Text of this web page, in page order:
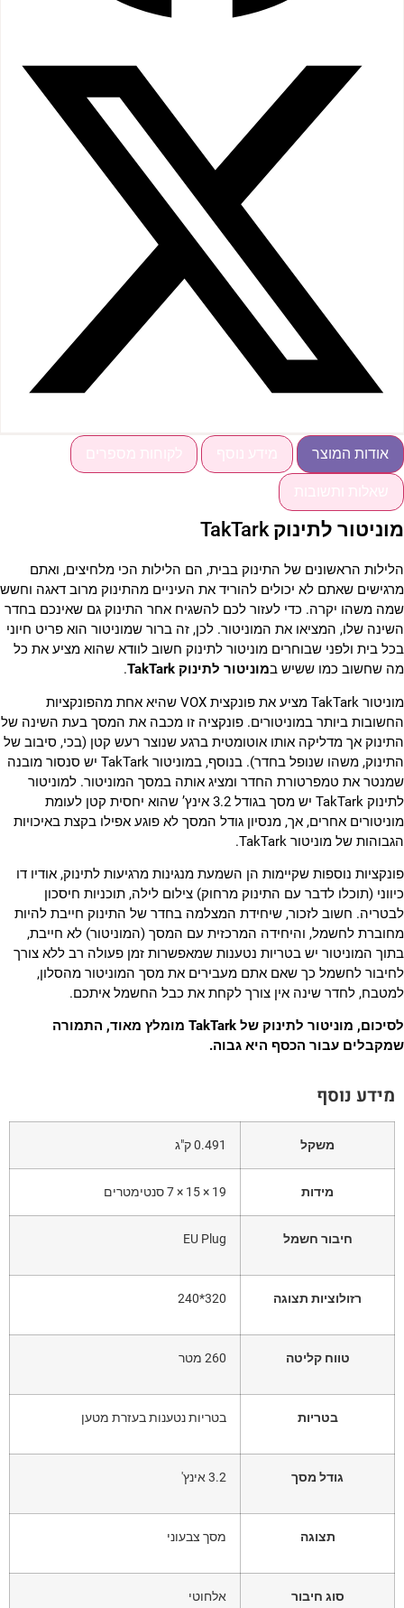
אודות המוצר מידע נוסף לקוחות מספרים
שאלות ותשובות
מוניטור לתינוק TakTark
הלילות הראשונים של התינוק בבית, הם הלילות הכי מלחיצים, ואתם
מרגישים שאתם לא יכולים להוריד את העיניים מהתינוק מרוב דאגה וחשש
שמה משהו יקרה. כדי לעזור לכם להשגיח אחר התינוק גם שאינכם בחדר
השינה שלו, המציאו את המוניטור. לכן, זה ברור שמוניטור הוא פריט חיוני
בכל בית ולפני שבוחרים מוניטור לתינוק חשוב לוודא שהוא מציע את כל
מה שחשוב כמו ששיש במוניטור לתינוק TakTark .
מוניטור TakTark מציע את פונקצית VOX שהיא אחת מהפונקציות
החשובות ביותר במוניטורים. פונקציה זו מכבה את המסך בעת השינה של
התינוק אך מדליקה אותו אוטומטית ברגע שנוצר רעש קטן (בכי, סיבוב של
התינוק, משהו שנופל בחדר). בנוסף, במוניטור TakTark יש סנסור מובנה
שמנטר את טמפרטורת החדר ומציג אותה במסך המוניטור. למוניטור
לתינוק TakTark יש מסך בגודל 3.2 אינץ’ שהוא יחסית קטן לעומת
מוניטורים אחרים, אך, מנסיון גודל המסך לא פוגע אפילו בקצת באיכויות
הגבוהות של מוניטור TakTark.
פונקציות נוספות שקיימות הן השמעת מנגינות מרגיעות לתינוק, אודיו דו
כיווני (תוכלו לדבר עם התינוק מרחוק) צילום לילה, תוכניות חיסכון
לבטריה. חשוב לזכור, שיחידת המצלמה בחדר של התינוק חייבת להיות
מחוברת לחשמל, והיחידה המרכזית עם המסך (המוניטור) לא חייבת,
בתוך המוניטור יש בטריות נטענות שמאפשרות זמן פעולה רב ללא צורך
לחיבור לחשמל כך שאם אתם מעבירים את מסך המוניטור מהסלון,
למטבח, לחדר שינה אין צורך לקחת את כבל החשמל איתכם.
לסיכום, מוניטור לתינוק של TakTark מומלץ מאוד, התמורה
שמקבלים עבור הכסף היא גבוה.
מידע נוסף
משקל 0.491 ק"ג
מידות 19 × 15 × 7 סנטימטרים
חיבור חשמל EU Plug
רזולוציות תצוגה 320*240
טווח קליטה 260 מטר
בטריות בטריות נטענות בעזרת מטען
גודל מסך 3.2 אינץ'
תצוגה מסך צבעוני
סוג חיבור אלחוטי